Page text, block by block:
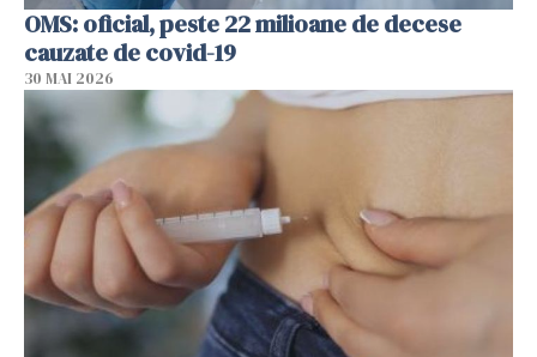
OMS: oficial, peste 22 milioane de decese
cauzate de covid-19
30 MAI 2026